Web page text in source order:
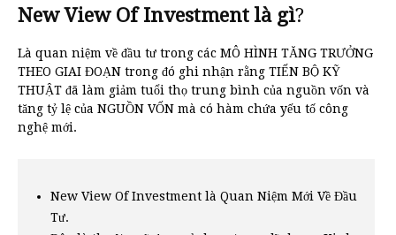
New View Of Investment là gì?
Là quan niệm về đầu tư trong các MÔ HÌNH TĂNG TRƯỞNG
THEO GIAI ĐOẠN trong đó ghi nhận rằng TIẾN BỘ KỸ
THUẬT đã làm giảm tuổi thọ trung bình của nguồn vốn và
tăng tỷ lệ của NGUỒN VỐN mà có hàm chứa yếu tố công
nghệ mới.
New View Of Investment là Quan Niệm Mới Về Đầu
Tư.